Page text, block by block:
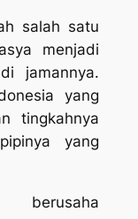
salah satu
menjadi
jamannya.
yang
tingkahnya
yang
berusaha